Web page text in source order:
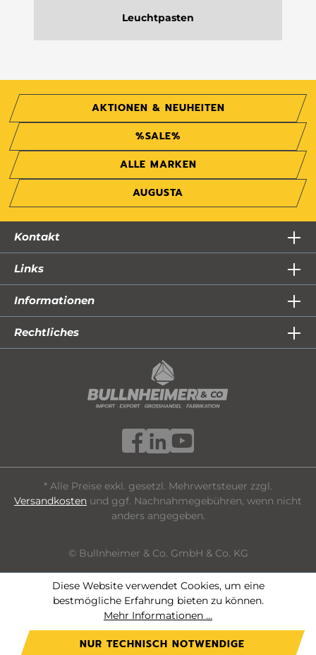
Leuchtpasten
AKTIONEN & NEUHEITEN
%SALE%
ALLE MARKEN
AUGUSTA
Kontakt
Links
Informationen
Rechtliches
* Alle Preise exkl. gesetzl. Mehrwertsteuer zzgl.
Versandkosten und ggf. Nachnahmegebühren, wenn nicht
anders angegeben.
© Bullnheimer & Co. GmbH & Co. KG
Diese Website verwendet Cookies, um eine
bestmögliche Erfahrung bieten zu können.
Mehr Informationen ...
NUR TECHNISCH NOTWENDIGE